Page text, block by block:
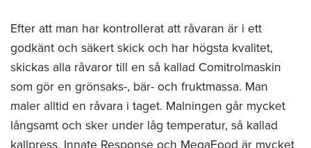
Efter att man har kontrollerat att råvaran är i ett
godkänt och säkert skick och har högsta kvalitet,
skickas alla råvaror till en så kallad Comitrolmaskin
som gör en grönsaks-, bär- och fruktmassa. Man
maler alltid en råvara i taget. Malningen går mycket
långsamt och sker under låg temperatur, så kallad